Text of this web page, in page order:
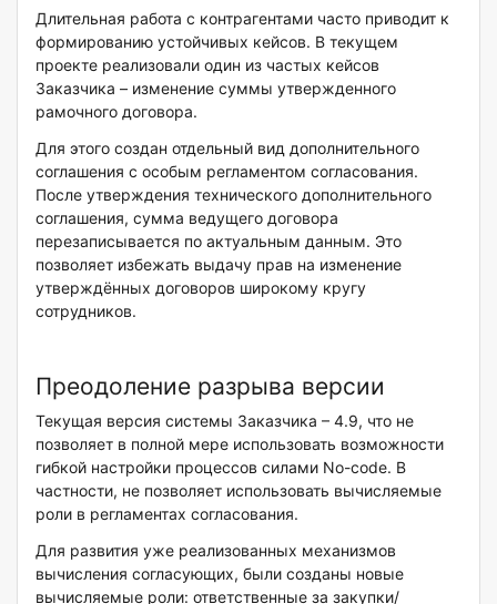
Длительная работа с контрагентами часто приводит к
формированию устойчивых кейсов. В текущем
проекте реализовали один из частых кейсов
Заказчика – изменение суммы утвержденного
рамочного договора.
Для этого создан отдельный вид дополнительного
соглашения с особым регламентом согласования.
После утверждения технического дополнительного
соглашения, сумма ведущего договора
перезаписывается по актуальным данным. Это
позволяет избежать выдачу прав на изменение
утверждённых договоров широкому кругу
сотрудников.
Преодоление разрыва версии
Текущая версия системы Заказчика – 4.9, что не
позволяет в полной мере использовать возможности
гибкой настройки процессов силами No-code. В
частности, не позволяет использовать вычисляемые
роли в регламентах согласования.
Для развития уже реализованных механизмов
вычисления согласующих, были созданы новые
вычисляемые роли: ответственные за закупки/